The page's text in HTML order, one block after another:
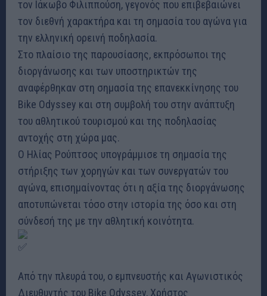
τον Ιάκωβο Φιλιππούση, γεγονός που επιβεβαιώνει
τον διεθνή χαρακτήρα και τη σημασία του αγώνα για
την ελληνική ορεινή ποδηλασία.
Στο πλαίσιο της παρουσίασης, εκπρόσωποι της
διοργάνωσης και των υποστηρικτών της
αναφέρθηκαν στη σημασία της επανεκκίνησης του
Bike Odyssey και στη συμβολή του στην ανάπτυξη
του αθλητικού τουρισμού και της ποδηλασίας
αντοχής στη χώρα μας.
Ο Ηλίας Ρούπτσος υπογράμμισε τη σημασία της
στήριξης των χορηγών και των συνεργατών του
αγώνα, επισημαίνοντας ότι η αξία της διοργάνωσης
αποτυπώνεται τόσο στην ιστορία της όσο και στη
σύνδεσή της με την αθλητική κοινότητα.
Από την πλευρά του, ο εμπνευστής και Αγωνιστικός
Διευθυντής του Bike Odyssey, Χρήστος